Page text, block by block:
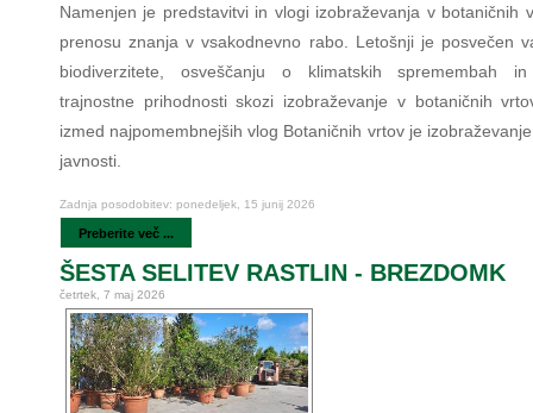
Namenjen je predstavitvi in vlogi izobraževanja v botaničnih
prenosu znanja v vsakodnevno rabo. Letošnji je posvečen
biodiverzitete, osveščanju o klimatskih spremembah
trajnostne prihodnosti skozi izobraževanje v botaničnih
izmed najpomembnejših vlog Botaničnih vrtov je
javnosti.
Zadnja posodobitev: ponedeljek, 15 junij 2026
Preberite več ...
ŠESTA SELITEV RASTLIN - BREZDOMK
četrtek, 7 maj 2026